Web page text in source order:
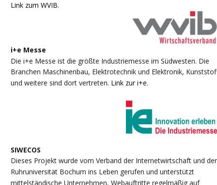
Link zum WVIB.
i+e Messe
Die i+e Messe ist die größte Industriemesse im Südwesten. Die
Branchen Maschinenbau, Elektrotechnik und Elektronik,
und weitere sind dort vertreten. Link zur i+e.
SIWECOS
Dieses Projekt wurde vom Verband der Internetwirtschaft und
Ruhruniversität Bochum ins Leben gerufen und unterstützt
mittelständische Unternehmen, Webauftritte regelmäßig auf